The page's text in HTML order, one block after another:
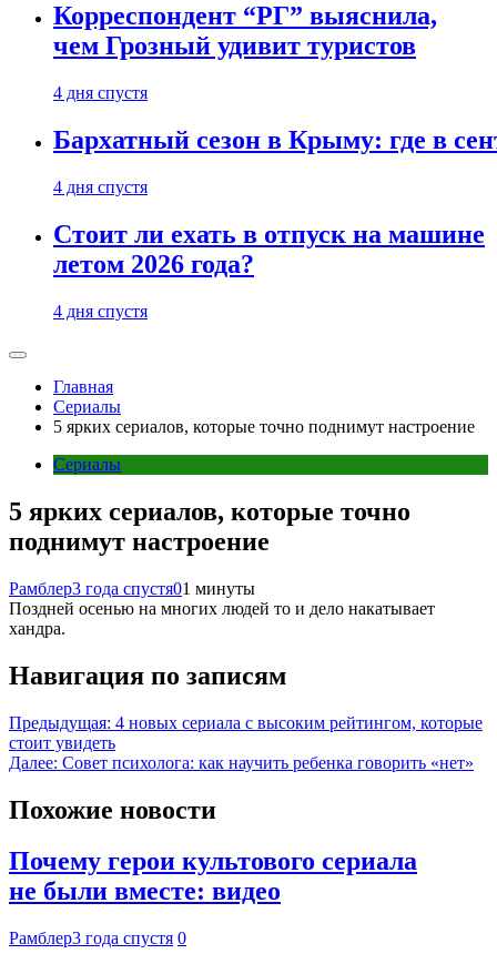
Корреспондент “РГ” выяснила,
чем Грозный удивит туристов
4 дня спустя
Бархатный сезон в Крыму: где в
4 дня спустя
Стоит ли ехать в отпуск на машине
летом 2026 года?
4 дня спустя
Главная
Сериалы
5 ярких сериалов, которые точно поднимут настроение
Сериалы
5 ярких сериалов, которые точно
поднимут настроение
Рамблер3 года спустя01 минуты
Поздней осенью на многих людей то и дело накатывает
хандра.
Навигация по записям
Предыдущая: 4 новых сериала с высоким рейтингом, которые
стоит увидеть
Далее: Совет психолога: как научить ребенка говорить «нет»
Похожие новости
Почему герои культового сериала
не были вместе: видео
Рамблер3 года спустя 0